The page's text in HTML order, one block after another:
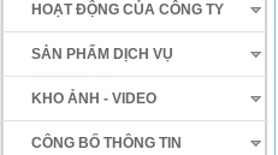
HOẠT ĐỘNG CỦA CÔNG TY
SẢN PHẨM DỊCH VỤ
KHO ẢNH - VIDEO
CÔNG BỐ THÔNG TIN